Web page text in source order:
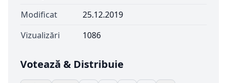
Modificat
25.12.2019
Vizualizări
1086
Votează & Distribuie